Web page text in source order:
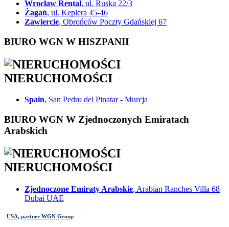
Wrocław Rental, ul. Ruska 22/3
Żagań, ul. Keplera 45-46
Zawiercie, Obrońców Poczty Gdańskiej 67
BIURO WGN W HISZPANII
NIERUCHOMOŚCI
Spain, San Pedro del Pinatar - Murcja
BIURO WGN W Zjednoczonych Emiratach
Arabskich
NIERUCHOMOŚCI
Zjednoczone Emiraty Arabskie, Arabian Ranches Villa 68
Dubai UAE
USA, partner WGN Group